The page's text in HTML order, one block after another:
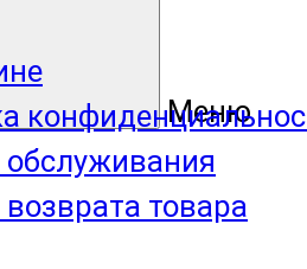
Меню
товара